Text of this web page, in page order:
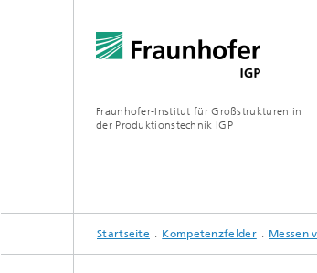
Fraunhofer-Institut für Großstrukturen in
der Produktionstechnik IGP
INSTITUT
KOMPETENZFELDER
INNOVATIONSFELDER
PUBLIKATIONEN
KONTAKT
Startseite Kompetenzfelder Messen